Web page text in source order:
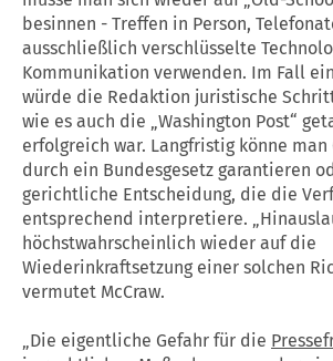
besinnen - Treffen in Person,
ausschließlich verschlüsselte
Kommunikation verwenden. Im Fall
würde die Redaktion juristische
wie es auch die „Washington Post“
erfolgreich war. Langfristig könne
durch ein Bundesgesetz garantieren
gerichtliche Entscheidung, die die
entsprechend interpretiere.
höchstwahrscheinlich wieder auf die
Wiederinkraftsetzung einer solchen
vermutet McCraw.
„Die eigentliche Gefahr für die